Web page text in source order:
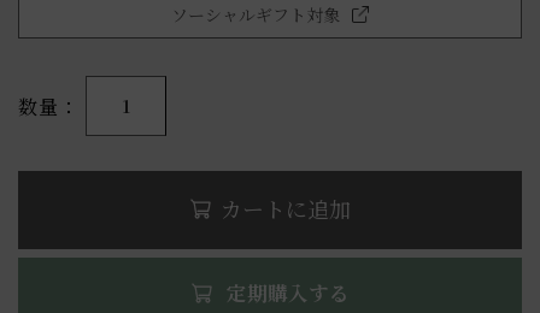
ソーシャルギフト対象
数量 1
カートに追加
定期購入する